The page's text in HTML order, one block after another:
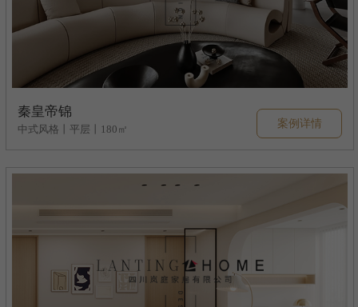
秦皇帝锦
中式风格丨平层丨180㎡ 案例详情